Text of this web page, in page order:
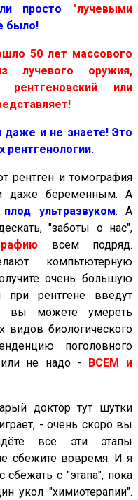
просто "лучевыми
было!
50 лет массового
лучевого оружия,
или
и не знаете! Это
рентгенологии.
рентген и томография
даже беременным. А
ультразвуком. А
"заботы о нас",
всем подряд.
компьтютерную
очень большую
рентгене введут
можете умереть
видов биологического
поголовного
не надо -
ВСЕМ и
доктор тут шутки
- очень скоро вы
все эти этапы
сбежите вовремя. И я
с "этапа", пока
укол "химиотерапии".